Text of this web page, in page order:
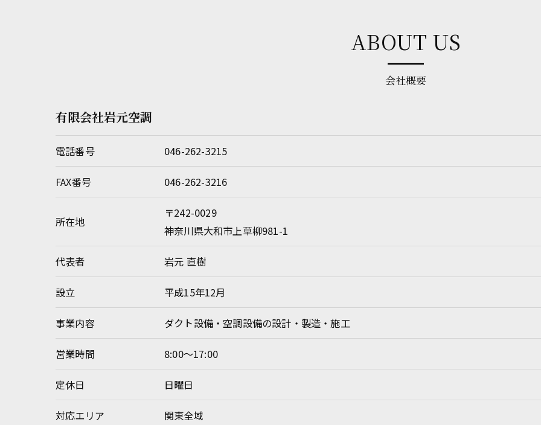
会社概要
ABOUT US
有限会社岩元空調
電話番号 046-262-3215
FAX番号 046-262-3216
所在地
〒242-0029
神奈川県大和市上草柳981-1
代表者 岩元 直樹
設立 平成15年12月
事業内容 ダクト設備・空調設備の設計・製造・施工
営業時間 8:00～17:00
定休日 日曜日
対応エリア 関東全域